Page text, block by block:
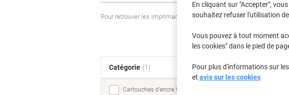
Pour retrouver les imprimantes listées et/ou les cartouches
HP
Trier par :
Catégorie (1)
Cartouches d'encre Viking
En cliquant sur "Accepter",
souhaitez refuser l'utilisation
Vous pouvez à tout moment
les cookies" dans le pied de
Pour plus d'informations sur
et avis sur les cookies